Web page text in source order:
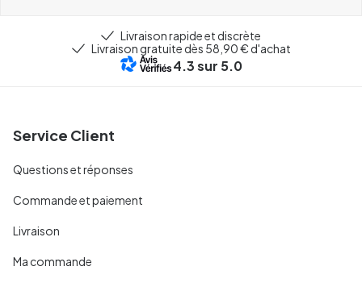
Livraison rapide et discrète
Livraison gratuite dès 58,90 € d'achat
4.3sur 5.0
Service Client
Questions et réponses
Commande et paiement
Livraison
Ma commande